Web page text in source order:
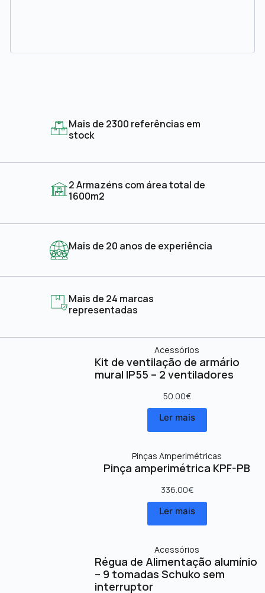
Mais de 2300 referências em
stock
2 Armazéns com área total de
1600m2
Mais de 20 anos de experiência
Mais de 24 marcas
representadas
Acessórios
Kit de ventilação de armário
mural IP55 – 2 ventiladores
50.00€
Ler mais
Pinças Amperimétricas
Pinça amperimétrica KPF-PB
336.00€
Ler mais
Acessórios
Régua de Alimentação alumínio
– 9 tomadas Schuko sem
interruptor